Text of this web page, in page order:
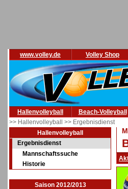
www.volley.de Volley Shop
Hallenvolleyball Beach-Volleyball
>> Hallenvolleyball >> Ergebnisdienst
Hallenvolleyball
Ergebnisdienst
Mannschaftssuche
Historie
Saison 2012/2013